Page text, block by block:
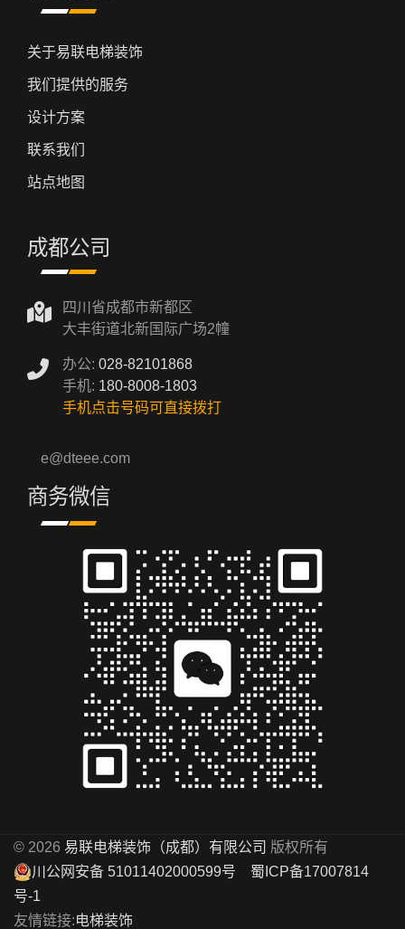
关于易联电梯装饰
我们提供的服务
设计方案
联系我们
站点地图
成都公司
四川省成都市新都区
大丰街道北新国际广场2幢
办公: 028-82101868
手机: 180-8008-1803
手机点击号码可直接拨打
e@dteee.com
商务微信
© 2026 易联电梯装饰（成都）有限公司 版权所有
川公网安备 51011402000599号
蜀ICP备17007814
号-1
友情链接:电梯装饰